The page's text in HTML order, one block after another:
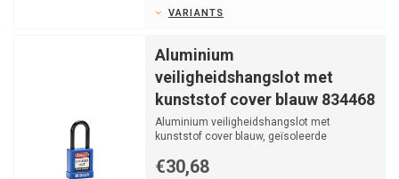
VARIANTS
Aluminium
veiligheidshangslot met
kunststof cover blauw 834468
Aluminium veiligheidshangslot met
kunststof cover blauw, geïsoleerde
€30,68